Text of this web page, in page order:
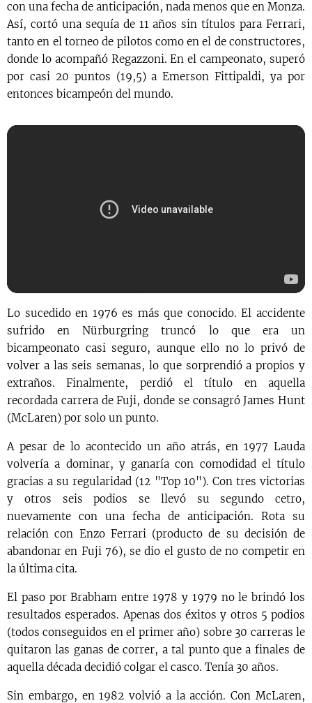
con una fecha de anticipación, nada menos que en Monza.
Así, cortó una sequía de 11 años sin títulos para Ferrari,
tanto en el torneo de pilotos como en el de constructores,
donde lo acompañó Regazzoni. En el campeonato, superó
por casi 20 puntos (19,5) a Emerson Fittipaldi, ya por
entonces bicampeón del mundo.
Lo sucedido en 1976 es más que conocido. El accidente
sufrido en Nürburgring truncó lo que era un
bicampeonato casi seguro, aunque ello no lo privó de
volver a las seis semanas, lo que sorprendió a propios y
extraños. Finalmente, perdió el título en aquella
recordada carrera de Fuji, donde se consagró James Hunt
(McLaren) por solo un punto.
A pesar de lo acontecido un año atrás, en 1977 Lauda
volvería a dominar, y ganaría con comodidad el título
gracias a su regularidad (12 "Top 10"). Con tres victorias
y otros seis podios se llevó su segundo cetro,
nuevamente con una fecha de anticipación. Rota su
relación con Enzo Ferrari (producto de su decisión de
abandonar en Fuji 76), se dio el gusto de no competir en
la última cita.
El paso por Brabham entre 1978 y 1979 no le brindó los
resultados esperados. Apenas dos éxitos y otros 5 podios
(todos conseguidos en el primer año) sobre 30 carreras le
quitaron las ganas de correr, a tal punto que a finales de
aquella década decidió colgar el casco. Tenía 30 años.
Sin embargo, en 1982 volvió a la acción. Con McLaren,